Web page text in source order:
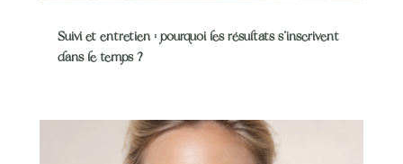
Suivi et entretien : pourquoi les résultats s’inscrivent
dans le temps ?